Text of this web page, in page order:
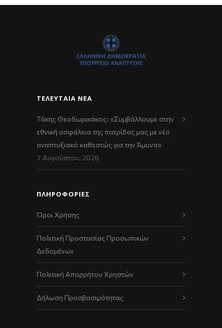
ΤΕΛΕΥΤΑΊΑ ΝΈΑ
Τάκης Θεοδωρικάκος: «Συμβάλλουμε στην
εθνική ασφάλεια της πατρίδας μας με νέο
αναπτυξιακό καθεστώς για την Άμυνα»
7 Αυγούστου, 2026
ΠΛΗΡΟΦΟΡΙΕΣ
Όροι Χρήσης
Πολιτική Προστασίας Προσωπικών
Δεδομένων
Πολιτική Απορρήτου Χρηστών
Δήλωση Προσβασιμότητας